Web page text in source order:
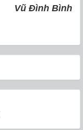
Vũ Đình Bình